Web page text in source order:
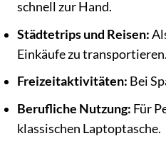
schnell zur Hand.
Städtetrips und Reisen:
Einkäufe zu transportieren.
Freizeitaktivitäten: Bei
Berufliche Nutzung: Für
klassischen Laptoptasche.